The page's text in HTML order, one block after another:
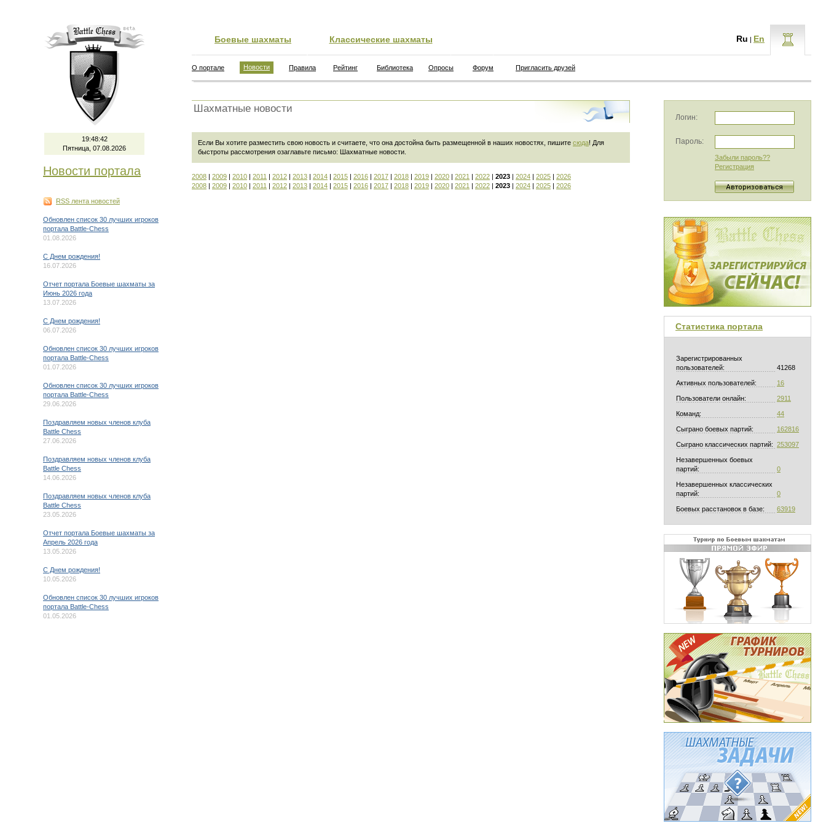
19:48:42
Пятница, 07.08.2026
Новости портала
RSS лента новостей
Обновлен список 30 лучших игроков
портала Battle-Chess
01.08.2026
C Днем рождения!
16.07.2026
Отчет портала Боевые шахматы за
Июнь 2026 года
13.07.2026
C Днем рождения!
06.07.2026
Обновлен список 30 лучших игроков
портала Battle-Chess
01.07.2026
Обновлен список 30 лучших игроков
портала Battle-Chess
29.06.2026
Поздравляем новых членов клуба
Battle Chess
27.06.2026
Поздравляем новых членов клуба
Battle Chess
14.06.2026
Поздравляем новых членов клуба
Battle Chess
23.05.2026
Отчет портала Боевые шахматы за
Апрель 2026 года
13.05.2026
C Днем рождения!
10.05.2026
Обновлен список 30 лучших игроков
портала Battle-Chess
01.05.2026
Боевые шахматы Классические шахматы Ru | En
О портале Новости Правила Рейтинг Библиотека Опросы Форум Пригласить друзей
Шахматные новости
Если Вы хотите разместить свою новость и считаете, что она достойна быть размещенной в наших новостях, пишите сюда! Для
быстроты рассмотрения озаглавьте письмо: Шахматные новости
2008 | 2009 | 2010 | 2011 | 2012 | 2013 | 2014 | 2015 | 2016 | 2017 | 2018 | 2019 | 2020 | 2021 | 2022 | 2023 | 2024 | 2025 | 2026
2008 | 2009 | 2010 | 2011 | 2012 | 2013 | 2014 | 2015 | 2016 | 2017 | 2018 | 2019 | 2020 | 2021 | 2022 | 2023 | 2024 | 2025 | 2026
Логин:
Пароль:
Забыли пароль??
Регистрация
Статистика портала
Зарегистрированных
пользователей:
41268
Активных пользователей: 16
Пользователи онлайн: 2911
Команд: 44
Сыграно боевых партий: 162816
Сыграно классических партий: 253097
Незавершенных боевых
партий:
0
Незавершенных классических
партий:
0
Боевых расстановок в базе: 63919